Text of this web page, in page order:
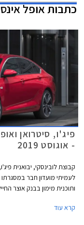
כתבותאופל
פיג'ו, סיטרואן
- אוגוסט 2019
קבוצת לובינסקי, יבואנית
לעמיתי מועדון חבר
קרא עוד